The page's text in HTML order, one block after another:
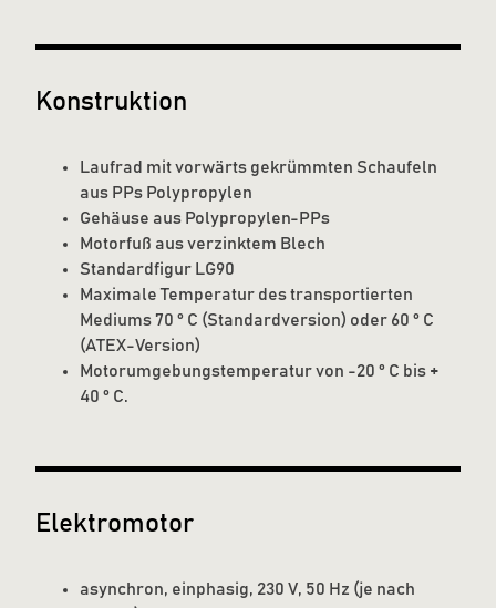
Konstruktion
Laufrad mit vorwärts gekrümmten Schaufeln
aus PPs Polypropylen
Gehäuse aus Polypropylen-PPs
Motorfuß aus verzinktem Blech
Standardfigur LG90
Maximale Temperatur des transportierten
Mediums 70 ° C (Standardversion) oder 60 ° C
(ATEX-Version)
Motorumgebungstemperatur von -20 ° C bis +
40 ° C.
Elektromotor
asynchron, einphasig, 230 V, 50 Hz (je nach